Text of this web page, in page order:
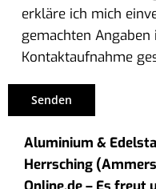
erkläre ich mich
gemachten
Kontaktaufnahme
Aluminium &
Herrsching